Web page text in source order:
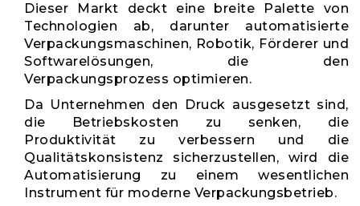
Dieser Markt deckt eine breite Palette von
Technologien ab, darunter automatisierte
Verpackungsmaschinen, Robotik, Förderer und
Softwarelösungen, die den
Verpackungsprozess optimieren.
Da Unternehmen den Druck ausgesetzt sind,
die Betriebskosten zu senken, die
Produktivität zu verbessern und die
Qualitätskonsistenz sicherzustellen, wird die
Automatisierung zu einem wesentlichen
Instrument für moderne Verpackungsbetrieb.